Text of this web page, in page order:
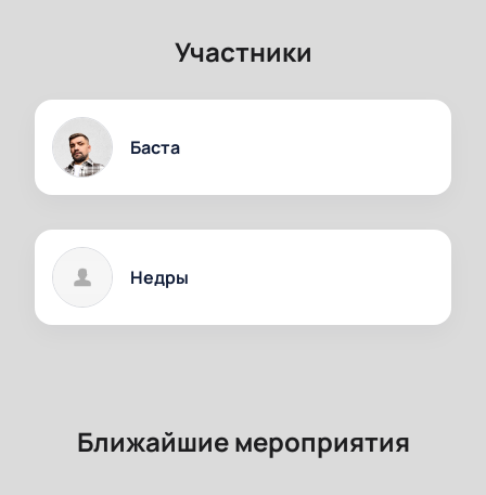
Участники
Баста
Недры
Ближайшие мероприятия